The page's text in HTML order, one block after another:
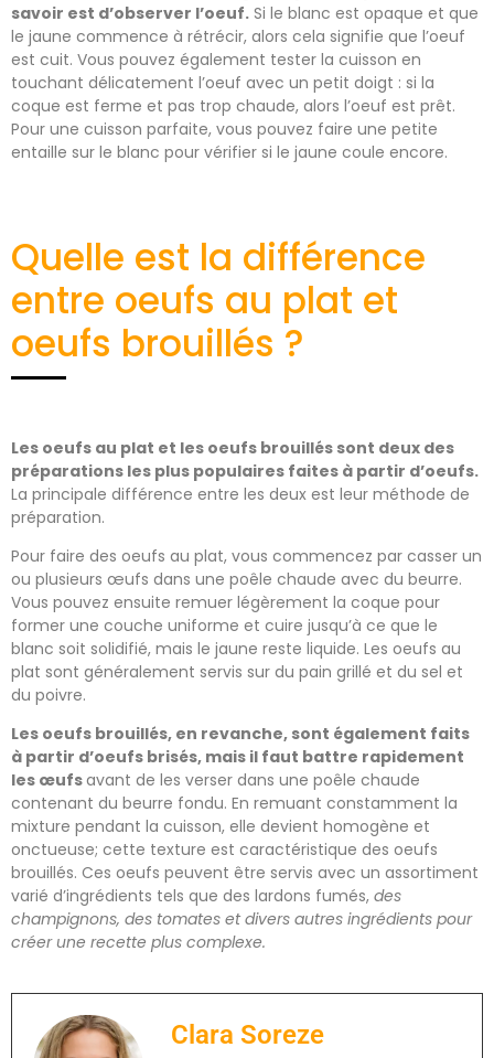
savoir est d’observer l’oeuf. Si le blanc est opaque et que
le jaune commence à rétrécir, alors cela signifie que l’oeuf
est cuit. Vous pouvez également tester la cuisson en
touchant délicatement l’oeuf avec un petit doigt : si la
coque est ferme et pas trop chaude, alors l’oeuf est prêt.
Pour une cuisson parfaite, vous pouvez faire une petite
entaille sur le blanc pour vérifier si le jaune coule encore.
Quelle est la différence
entre oeufs au plat et
oeufs brouillés ?
Les oeufs au plat et les oeufs brouillés sont deux des
préparations les plus populaires faites à partir d’oeufs.
La principale différence entre les deux est leur méthode de
préparation.
Pour faire des oeufs au plat, vous commencez par casser un
ou plusieurs œufs dans une poêle chaude avec du beurre.
Vous pouvez ensuite remuer légèrement la coque pour
former une couche uniforme et cuire jusqu’à ce que le
blanc soit solidifié, mais le jaune reste liquide. Les oeufs au
plat sont généralement servis sur du pain grillé et du sel et
du poivre.
Les oeufs brouillés, en revanche, sont également faits
à partir d’oeufs brisés, mais il faut battre rapidement
les œufsavant de les verser dans une poêle chaude
contenant du beurre fondu. En remuant constamment la
mixture pendant la cuisson, elle devient homogène et
onctueuse; cette texture est caractéristique des oeufs
brouillés. Ces oeufs peuvent être servis avec un assortiment
varié d’ingrédients tels que des lardons fumés, des
champignons, des tomates et divers autres ingrédients pour
créer une recette plus complexe.
Clara Soreze